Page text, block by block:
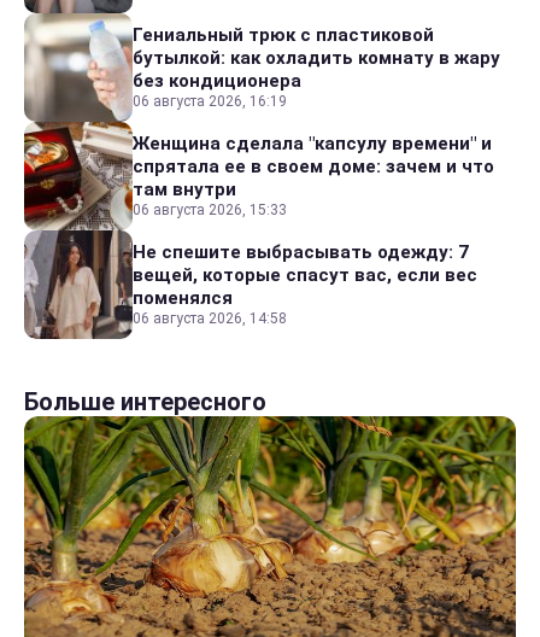
Гениальный трюк с пластиковой
бутылкой: как охладить комнату в жару
без кондиционера
06 августа 2026, 16:19
Женщина сделала "капсулу времени" и
спрятала ее в своем доме: зачем и что
там внутри
06 августа 2026, 15:33
Не спешите выбрасывать одежду: 7
вещей, которые спасут вас, если вес
поменялся
06 августа 2026, 14:58
Больше интересного